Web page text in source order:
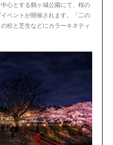
心とする鶴ヶ城公園にて、桜の
ベントが開催されます。「二の
松と芝生などにカラーキネティ